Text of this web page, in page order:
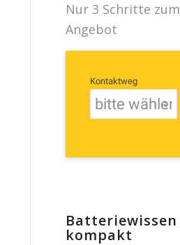
Nur 3 Schritte zum
Angebot
Kontaktweg
Batteriewissen
kompakt